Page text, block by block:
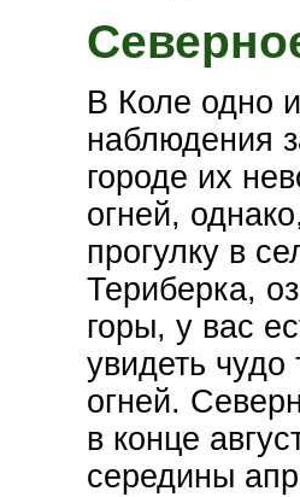
В Коле одно
наблюдения
городе их
огней,
прогулку в
Териберка,
горы, у вас
увидеть
огней.
в конце
середины